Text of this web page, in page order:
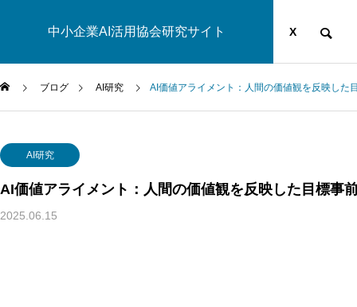
中小企業AI活用協会研究サイト
運営団体 YOUTUBE X
ブログ AI研究 AI価値アライメント：人間の価値観を反映した
AI研究
AI価値アライメント：人間の価値観を反映した目標事
2025.06.15